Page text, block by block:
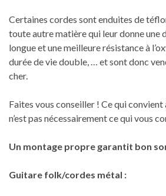
Certaines cordes sont enduites de
toute autre matière qui leur donne une
longue et une meilleure résistance à
durée de vie double, … et sont donc
cher.
Faites vous conseiller ! Ce qui convient
n’est pas nécessairement ce qui vous
Un montage propre garantit bon
Guitare folk/cordes métal :